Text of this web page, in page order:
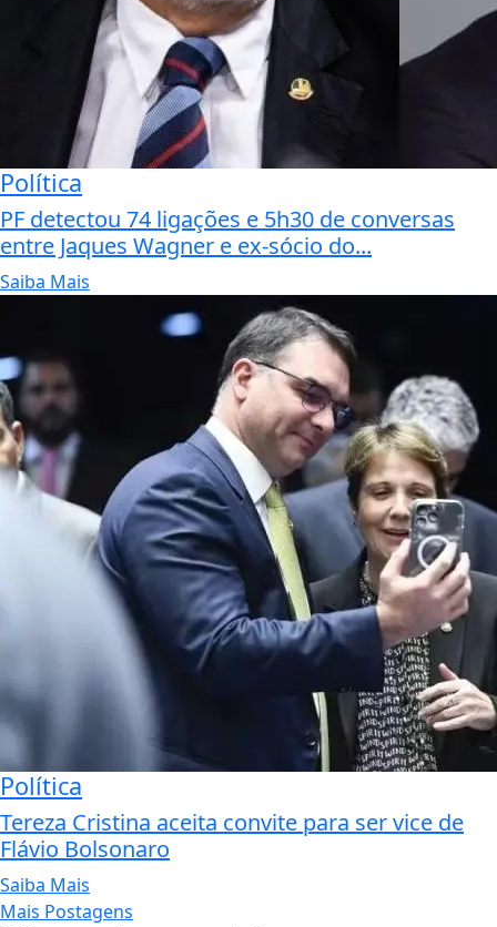
Política
PF detectou 74 ligações e 5h30 de conversas
entre Jaques Wagner e ex-sócio do...
Saiba Mais
Política
Tereza Cristina aceita convite para ser vice de
Flávio Bolsonaro
Saiba Mais
Mais Postagens